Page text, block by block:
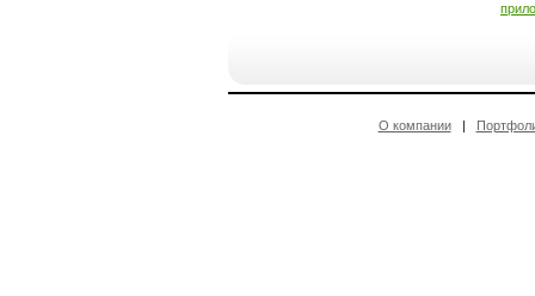
О компании|